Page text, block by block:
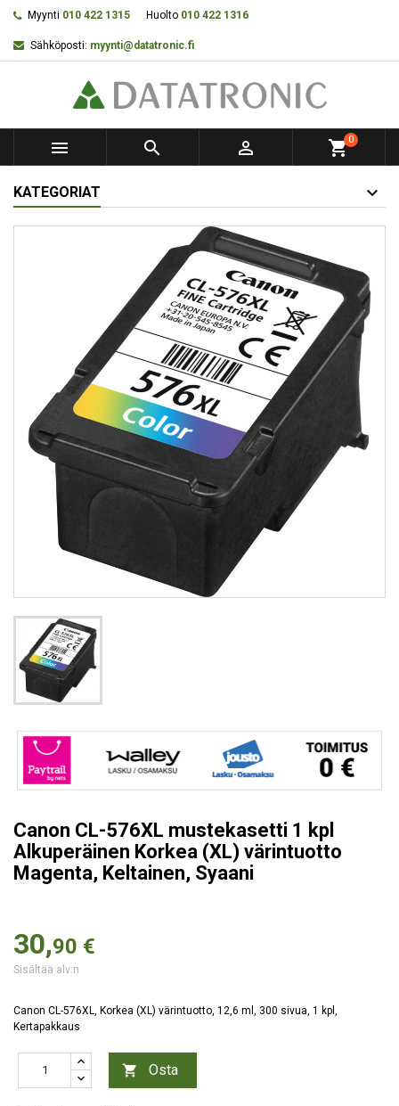
Myynti 010 422 1315 Huolto 010 422 1316
Sähköposti: myynti@datatronic.fi
   shopping_cart0
KATEGORIAT
Canon CL-576XL mustekasetti 1 kpl
Alkuperäinen Korkea (XL) värintuotto
Magenta, Keltainen, Syaani
30,90 €
Sisältää alv:n
Canon CL-576XL, Korkea (XL) värintuotto, 12,6 ml, 300 sivua, 1 kpl,
Kertapakkaus
 Osta